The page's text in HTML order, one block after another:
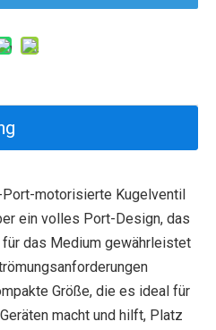
motorisierte Kugelventil
ein volles Port-Design, das
das Medium gewährleistet
Größe, die es ideal für
macht und hilft, Platz